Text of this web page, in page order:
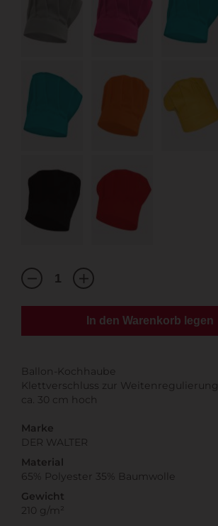
In den Warenkorb legen
Ballon-Kochhaube
Klettverschluss zur Weitenregulierung
ca. 30 cm hoch
Marke
DER WALTER
Material
65% Polyester 35% Baumwolle
Gewicht
210 g/m²